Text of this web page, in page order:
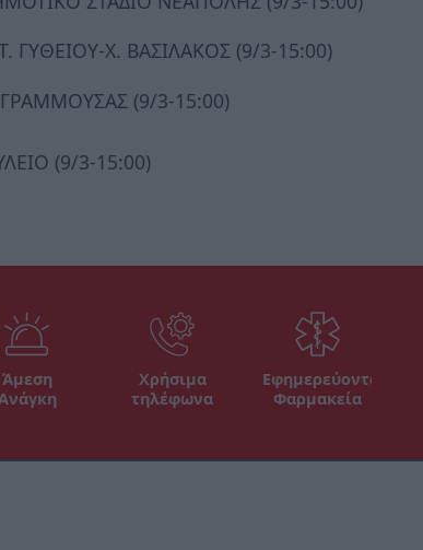
Χ. ΒΑΣΙΛΑΚΟΣ (9/3-15:00)
(9/3-15:00)
(9/3-15:00)
Άμεση
Χρήσιμα
τηλέφωνα
Εφημερεύοντα
Φαρμακεία